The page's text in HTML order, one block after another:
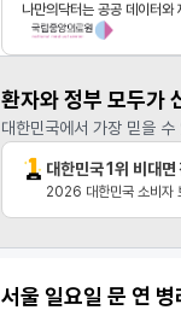
나만의닥터는 공공 데이터
환자와 정부 모두가
대한민국에서 가장 믿을
대한민국 1위 비대면
2026 대한민국 소비자
서울 일요일 문 연